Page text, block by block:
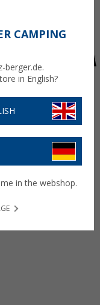
Crafter ab
CAMPING
berger.de.
in English?
in the webshop.